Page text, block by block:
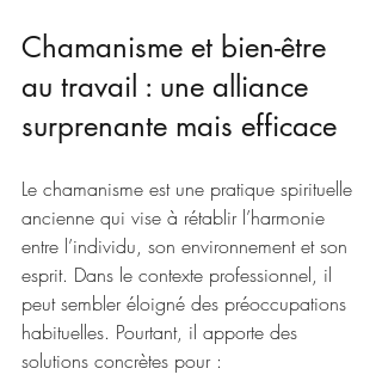
Chamanisme et bien-être
au travail : une alliance
surprenante mais efficace
Le chamanisme est une pratique spirituelle
ancienne qui vise à rétablir l’harmonie
entre l’individu, son environnement et son
esprit. Dans le contexte professionnel, il
peut sembler éloigné des préoccupations
habituelles. Pourtant, il apporte des
solutions concrètes pour :